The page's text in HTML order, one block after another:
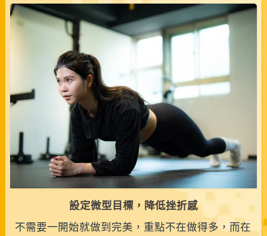
設定微型目標，降低挫折感
不需要一開始就做到完美，重點不在做得多，而在